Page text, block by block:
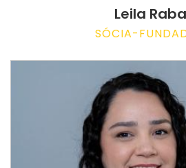
Leila
SÓCIA-